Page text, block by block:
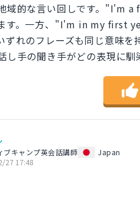
域的な言い回しです。"I'm
す。一方、"I'm in my first
ずれのフレーズも同じ意味
し手の聞き手がどの表現に馴
ブキャンプ英会話講師
Japan
27 17:48